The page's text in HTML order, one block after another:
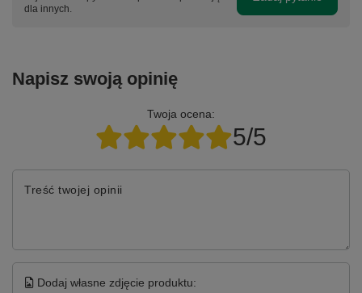
dla innych.
Napisz swoją opinię
Twoja ocena:
5/5
Treść twojej opinii
Dodaj własne zdjęcie produktu: